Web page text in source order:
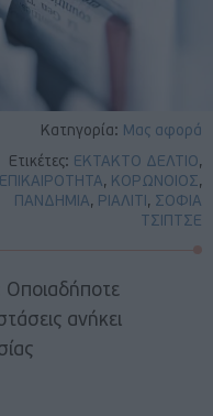
Κατηγορία: Μας αφορά
Ετικέτες: ΕΚΤΑΚΤΟ ΔΕΛΤΙΟ,
ΕΠΙΚΑΙΡΟΤΗΤΑ, ΚΟΡΩΝΟΙΟΣ,
ΠΑΝΔΗΜΙΑ, ΡΙΑΛΙΤΙ, ΣΟΦΙΑ
ΤΣΙΠΤΣΕ
ανήκει